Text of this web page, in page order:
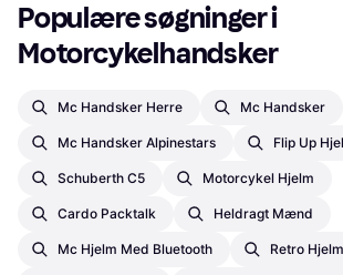
Populære søgninger i
Motorcykelhandsker
Mc Handsker Herre Mc Handsker
Mc Handsker Alpinestars Flip Up
Schuberth C5 Motorcykel Hjelm
Cardo Packtalk Heldragt Mænd
Mc Hjelm Med Bluetooth Retro